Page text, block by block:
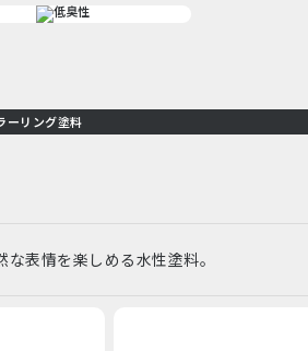
ーリング塗料
表情を楽しめる水性塗料。